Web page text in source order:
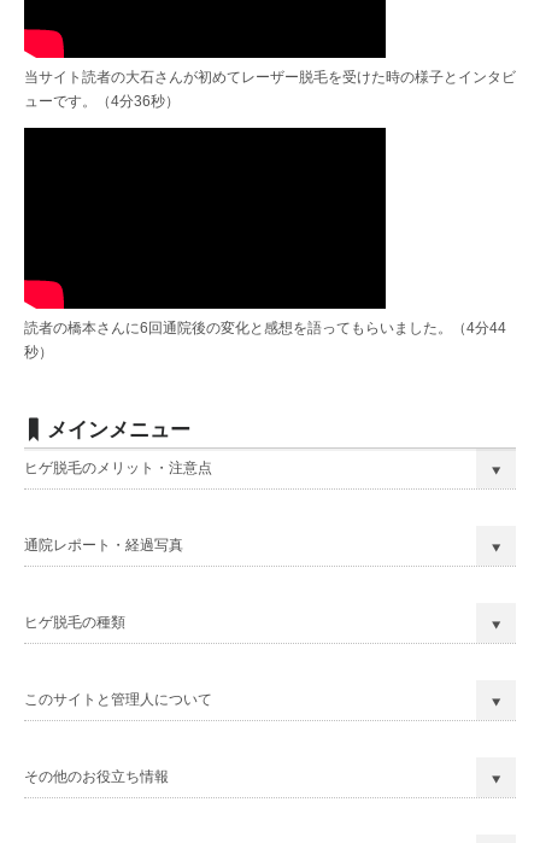
当サイト読者の大石さんが初めてレーザー脱毛を受けた時の様子とインタビ
ューです。（4分36秒）
読者の橋本さんに6回通院後の変化と感想を語ってもらいました。（4分44
秒）
メインメニュー
ヒゲ脱毛のメリット・注意点
通院レポート・経過写真
ヒゲ脱毛の種類
このサイトと管理人について
その他のお役立ち情報